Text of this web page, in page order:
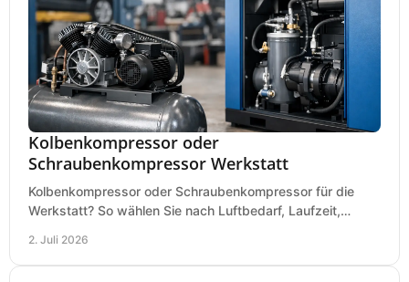
Kolbenkompressor oder
Schraubenkompressor Werkstatt
Kolbenkompressor oder Schraubenkompressor für die
Werkstatt? So wählen Sie nach Luftbedarf, Laufzeit,
2. Juli 2026